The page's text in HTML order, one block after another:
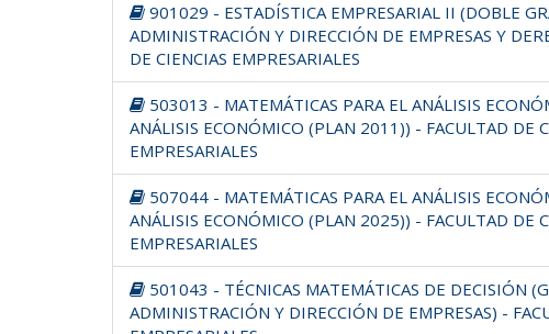
901029 - ESTADÍSTICA EMPRESARIAL II (DOBLE
ADMINISTRACIÓN Y DIRECCIÓN DE EMPRESAS Y
DE CIENCIAS EMPRESARIALES
503013 - MATEMÁTICAS PARA EL ANÁLISIS
ANÁLISIS ECONÓMICO (PLAN 2011)) - FACULTAD DE
EMPRESARIALES
507044 - MATEMÁTICAS PARA EL ANÁLISIS
ANÁLISIS ECONÓMICO (PLAN 2025)) - FACULTAD DE
EMPRESARIALES
501043 - TÉCNICAS MATEMÁTICAS DE DECISIÓN
ADMINISTRACIÓN Y DIRECCIÓN DE EMPRESAS) -